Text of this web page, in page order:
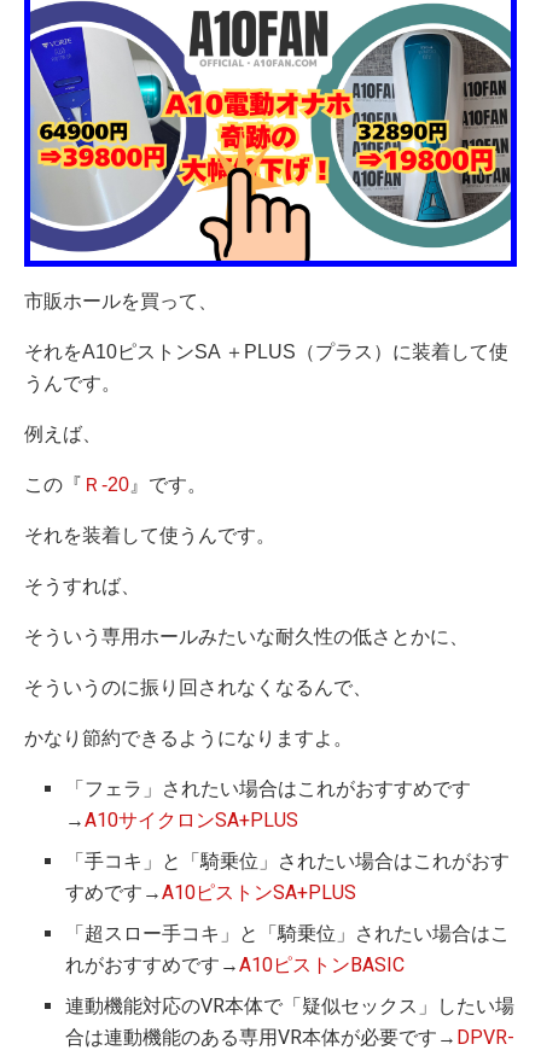
市販ホールを買って、
それをA10ピストンSA ＋PLUS（プラス）に装着して使
うんです。
例えば、
この『 Ｒ-20 』です。
それを装着して使うんです。
そうすれば、
そういう専用ホールみたいな耐久性の低さとかに、
そういうのに振り回されなくなるんで、
かなり節約できるようになりますよ。
「フェラ」されたい場合はこれがおすすめです
→A10サイクロンSA+PLUS
「手コキ」と「騎乗位」されたい場合はこれがおす
すめです→A10ピストンSA+PLUS
「超スロー手コキ」と「騎乗位」されたい場合はこ
れがおすすめです→A10ピストンBASIC
連動機能対応のVR本体で「疑似セックス」したい場
合は連動機能のある専用VR本体が必要です→ DPVR-